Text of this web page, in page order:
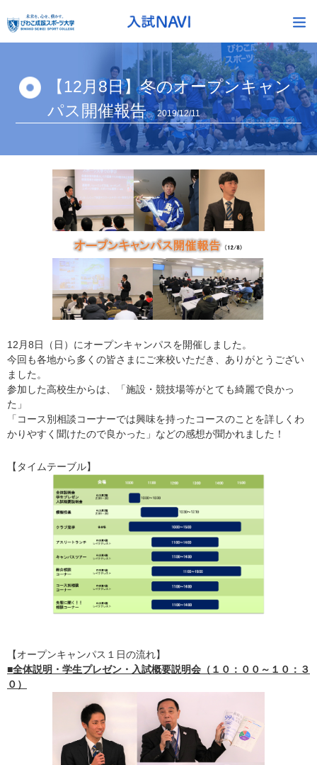
【12月8日】冬のオープンキャン
パス開催報告
2019/12/11
12月8日（日）にオープンキャンパスを開催しました。
今回も各地から多くの皆さまにご来校いただき、ありがとうござい
ました。
参加した高校生からは、「施設・競技場等がとても綺麗で良かっ
た」
「コース別相談コーナーでは興味を持ったコースのことを詳しくわ
かりやすく聞けたので良かった」などの感想が聞かれました！
【タイムテーブル】
【オープンキャンパス１日の流れ】
■全体説明・学生プレゼン・入試概要説明会（１０：００～１０：３
０）